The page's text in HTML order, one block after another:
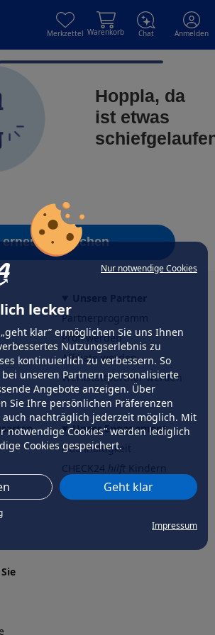
Nur notwendige Cookies
lecker
klar” ermöglichen Sie uns Ihnen
Nutzungserlebnis zu
kontinuierlich zu verbessern. So
unseren Partnern personalisierte
Angebote anzeigen. Über
Sie Ihre persönlichen Präferenzen
auch nachträglich jederzeit möglich. Mit
notwendige Cookies” werden lediglich
Cookies gespeichert.
Geht klar
Impressum
Merkzettel Warenkorb Chat Anmelden
Hoppla, da
ist etwas
erneut versuchen
Partnerprogramm
Profi werden
Affiliate werden
Werkstattpartner werden
Unser Engagement
Nachhaltigkeit
CHECK24hilftder Natur